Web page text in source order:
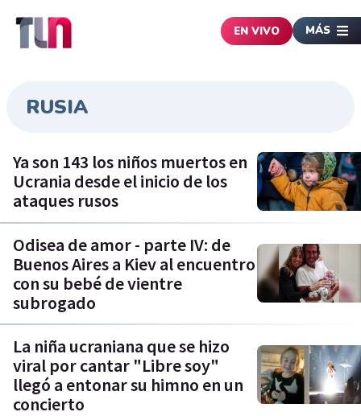
EN VIVO MÁS
RUSIA
Ya son 143 los niños muertos en
Ucrania desde el inicio de los
ataques rusos
Odisea de amor - parte IV: de
Buenos Aires a Kiev al encuentro
con su bebé de vientre
subrogado
La niña ucraniana que se hizo
viral por cantar "Libre soy"
llegó a entonar su himno en un
concierto